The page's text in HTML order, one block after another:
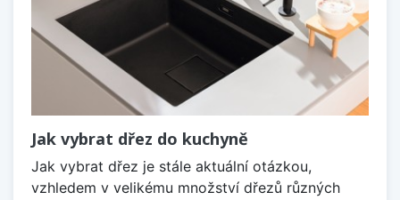
Jak vybrat dřez do kuchyně
Jak vybrat dřez je stále aktuální otázkou,
vzhledem v velikému množství dřezů různých